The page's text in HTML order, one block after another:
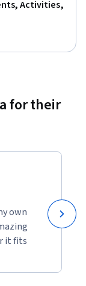
Activities,
for their
own
it fits